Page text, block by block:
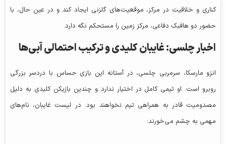
کناری و خلاقیت در مرکز، موقعیت‌های گلزنی ایجاد کند و در عین حال، با
حضور دو هافبک دفاعی، مرکز زمین را مستحکم نگه دارد.
اخبار چلسی: غایبان کلیدی و ترکیب احتمالی آبی‌ها
انزو مارسکا، سرمربی چلسی، در آستانه این بازی حساس با دردسر بزرگی
روبرو است. او تیمی کامل در اختیار ندارد و چندین بازیکن کلیدی به دلیل
مصدومیت قادر به همراهی تیم نخواهند بود. در لیست غایبان، نام‌های
مهمی به چشم می‌خورند: